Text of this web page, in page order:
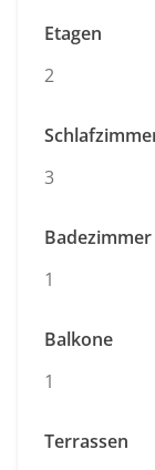
Etagen
2
3
Badezimmer
1
Balkone
1
Terrassen